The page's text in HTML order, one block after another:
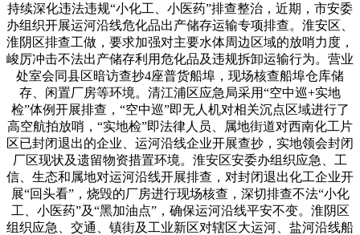
持续深化违法违规“小化工、小医药”排查整治，近期，市安委
办组织开展运河沿线危化品出产储存运输专项排查。淮安区、
淮阴区排查工做，要求加强对主要水体周边区域的放哨力度，
峻厉冲击不法出产储存利用危化品及违规拆卸运输行为。营业
处室会同县区暗访查抄4座普货船埠，现场核查船埠仓库储
存、闲置厂房等环境。清江浦区应急局采用“空中巡+实地
检”体例开展排查，“空中巡”即无人机对相关沉点区域进行了
高空航拍放哨，“实地检”即法律人员、属地街道对西南化工片
区已封闭退出的企业、运河沿线企业开展查抄，实地领会封闭
厂区现状及遗留物资措置环境。淮安区安委办组织应急、工
信、生态和属地对运河沿线开展排查，对封闭退出化工企业开
展“回头看”，烧毁的厂房进行现场核查，深切排查不法“小化
工、小医药”及“黑加油点”，确保运河沿线平安不变。淮阴区
组织应急、交通、镇街及工业新区对辖区大运河、盐河沿线船